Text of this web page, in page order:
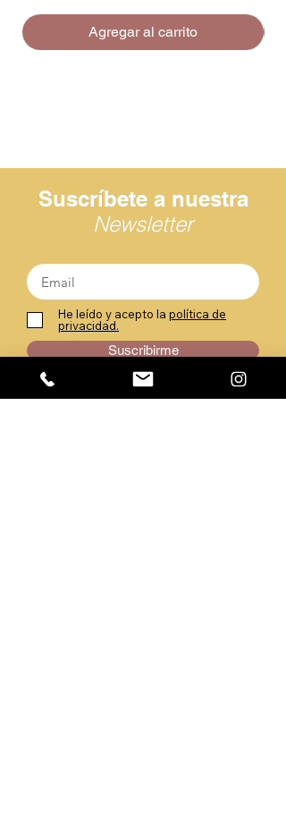
Agregar al carrito
Suscríbete a nuestra
Newsletter
He leído y acepto la política de
privacidad.
Suscribirme